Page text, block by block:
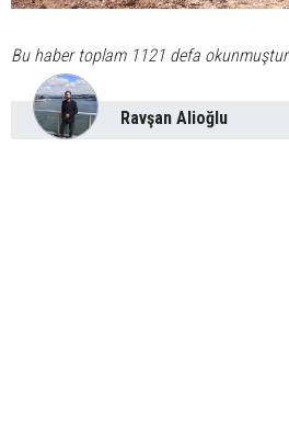
Bu haber toplam 1121 defa okunmuştur
Ravşan Alioğlu